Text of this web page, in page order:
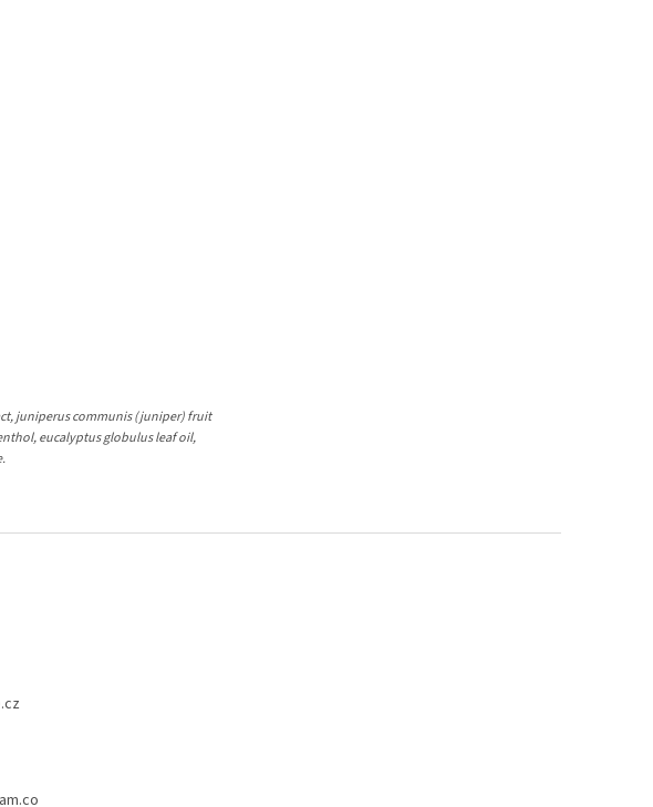
juniperus communis (juniper) fruit
eucalyptus globulus leaf oil,